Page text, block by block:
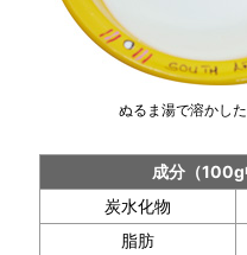
ぬるま湯で溶かした
成分（100g
炭水化物
脂肪